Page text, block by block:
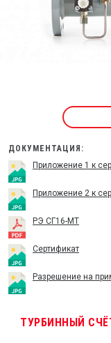
ДОКУМЕНТАЦИЯ:
Приложение 1 к
Приложение 2 к
РЭ СГ16-МТ
Сертификат
Разрешение на
ТУРБИННЫЙ